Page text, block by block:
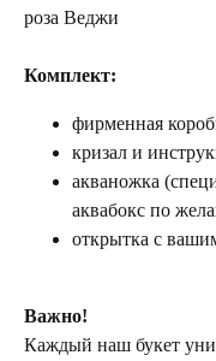
роза Веджи
Комплект:
фирменная
кризал и
акваножка
аквабокс по
открытка с
Важно!
Каждый наш букет